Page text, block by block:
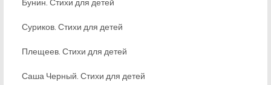
Бунин. Стихи для детей
Суриков. Стихи для детей
Плещеев. Стихи для детей
Саша Черный. Стихи для детей